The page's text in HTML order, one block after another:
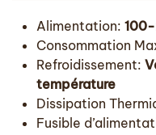
Alimentation:
Consommation
Refroidissement:
température
Dissipation
Fusible